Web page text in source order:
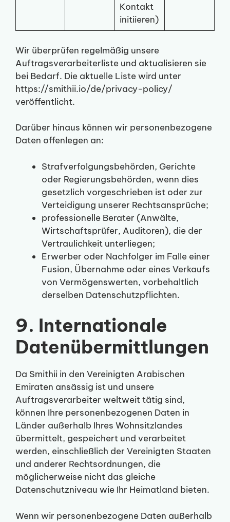
Kontakt
initiieren)
Wir überprüfen regelmäßig unsere
Auftragsverarbeiterliste und aktualisieren sie
bei Bedarf. Die aktuelle Liste wird unter
https://smithii.io/de/privacy-policy/
veröffentlicht.
Darüber hinaus können wir personenbezogene
Daten offenlegen an:
Strafverfolgungsbehörden, Gerichte
oder Regierungsbehörden, wenn dies
gesetzlich vorgeschrieben ist oder zur
Verteidigung unserer Rechtsansprüche;
professionelle Berater (Anwälte,
Wirtschaftsprüfer, Auditoren), die der
Vertraulichkeit unterliegen;
Erwerber oder Nachfolger im Falle einer
Fusion, Übernahme oder eines Verkaufs
von Vermögenswerten, vorbehaltlich
derselben Datenschutzpflichten.
9. Internationale
Datenübermittlungen
Da Smithii in den Vereinigten Arabischen
Emiraten ansässig ist und unsere
Auftragsverarbeiter weltweit tätig sind,
können Ihre personenbezogenen Daten in
Länder außerhalb Ihres Wohnsitzlandes
übermittelt, gespeichert und verarbeitet
werden, einschließlich der Vereinigten Staaten
und anderer Rechtsordnungen, die
möglicherweise nicht das gleiche
Datenschutzniveau wie Ihr Heimatland bieten.
Wenn wir personenbezogene Daten außerhalb